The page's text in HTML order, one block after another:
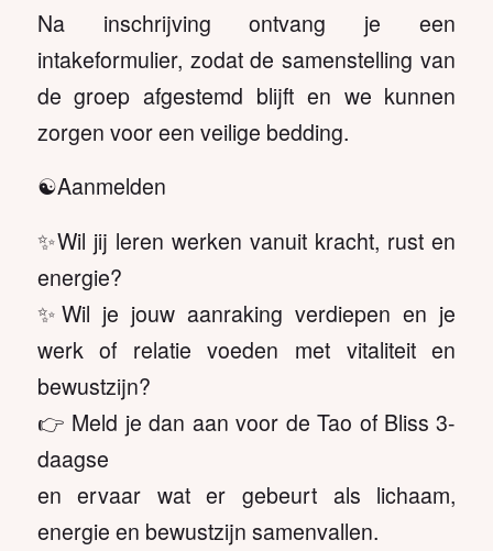
Na inschrijving ontvang je een
intakeformulier, zodat de samenstelling van
de groep afgestemd blijft en we kunnen
zorgen voor een veilige bedding.
☯️Aanmelden
✨Wil jij leren werken vanuit kracht, rust en
energie?
✨Wil je jouw aanraking verdiepen en je
werk of relatie voeden met vitaliteit en
bewustzijn?
👉 Meld je dan aan voor de Tao of Bliss 3-
daagse
en ervaar wat er gebeurt als lichaam,
energie en bewustzijn samenvallen.